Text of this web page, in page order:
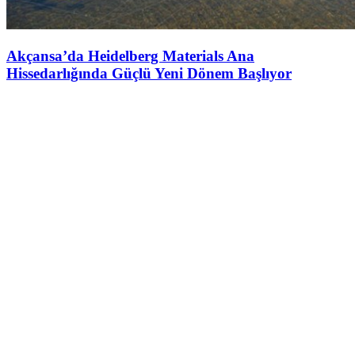
Akçansa’da Heidelberg Materials Ana
Hissedarlığında Güçlü Yeni Dönem Başlıyor